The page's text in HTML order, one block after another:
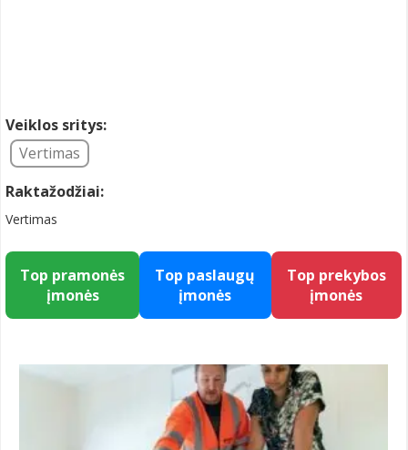
Veiklos sritys:
Vertimas
Raktažodžiai:
Vertimas
Top pramonės
įmonės
Top paslaugų
įmonės
Top prekybos
įmonės